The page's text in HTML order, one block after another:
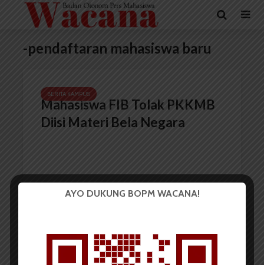
-pendaftaran mahasiswa baru
BERITA KAMPUS
Mahasiswa FIB Tolak PKKMB
Diisi Materi Bela Negara
AYO DUKUNG BOPM WACANA!